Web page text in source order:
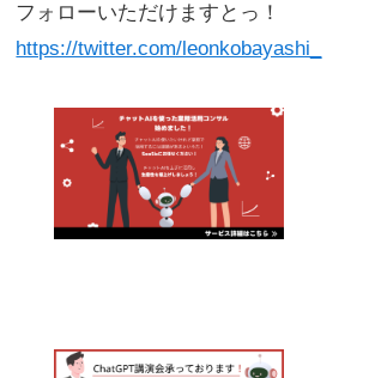
フォローいただけますとっ！
https://twitter.com/leonkobayashi_